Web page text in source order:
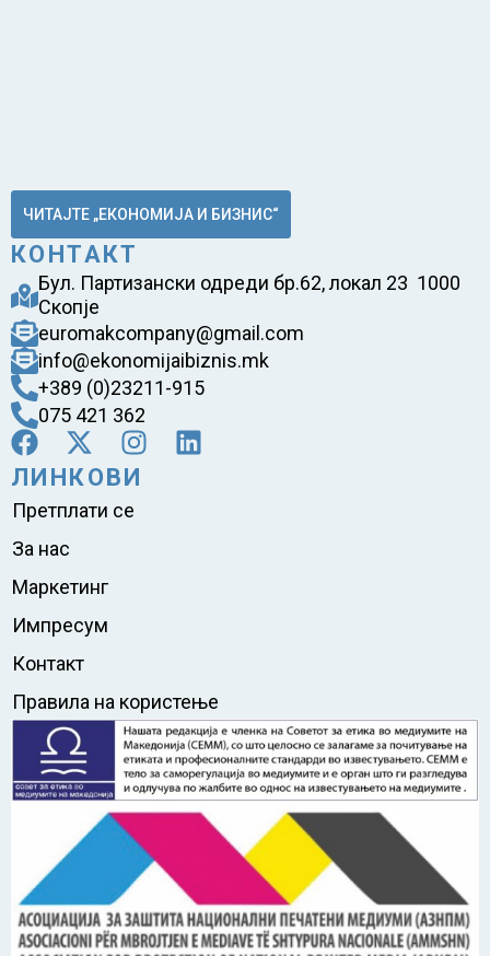
ЧИТАЈТЕ „ЕКОНОМИЈА И БИЗНИС“
КОНТАКТ
Бул. Партизански одреди бр.62, локал 23 1000
Скопје
euromakcompany@gmail.com
info@ekonomijaibiznis.mk
+389 (0)23211-915
075 421 362
ЛИНКОВИ
Претплати се
За нас
Маркетинг
Импресум
Контакт
Правила на користење